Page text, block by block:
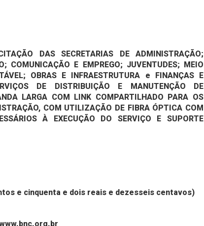
DAS SECRETARIAS DE ADMINISTRAÇÃO;
COMUNICAÇÃO E EMPREGO; JUVENTUDES; MEIO
OBRAS E INFRAESTRUTURA e FINANÇAS E
DE DISTRIBUIÇÃO E MANUTENÇÃO DE
LARGA COM LINK COMPARTILHADO PARA OS
COM UTILIZAÇÃO DE FIBRA ÓPTICA COM
À EXECUÇÃO DO SERVIÇO E SUPORTE
e cinquenta e dois reais e dezesseis centavos)